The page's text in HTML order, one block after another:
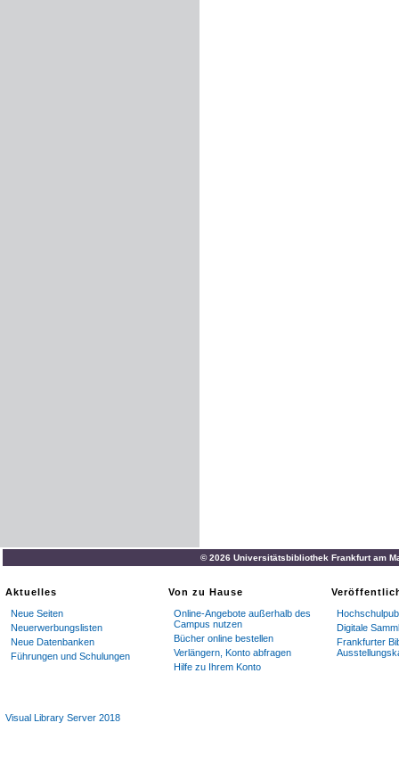
© 2026 Universitätsbibliothek Frankfurt am
Aktuelles
Neue Seiten
Neuerwerbungslisten
Neue Datenbanken
Führungen und Schulungen
Von zu Hause
Online-Angebote außerhalb des
Campus nutzen
Bücher online bestellen
Verlängern, Konto abfragen
Hilfe zu Ihrem Konto
Digitale
Frankfurter
Visual Library Server 2018